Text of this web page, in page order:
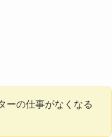
ーの仕事がなくなる